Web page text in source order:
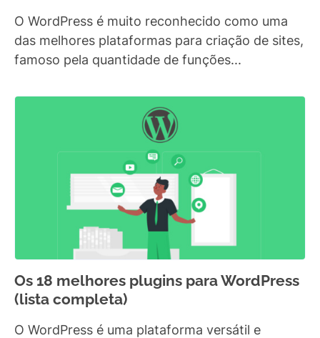
O WordPress é muito reconhecido como uma
das melhores plataformas para criação de sites,
famoso pela quantidade de funções...
Os 18 melhores plugins para WordPress
(lista completa)
O WordPress é uma plataforma versátil e